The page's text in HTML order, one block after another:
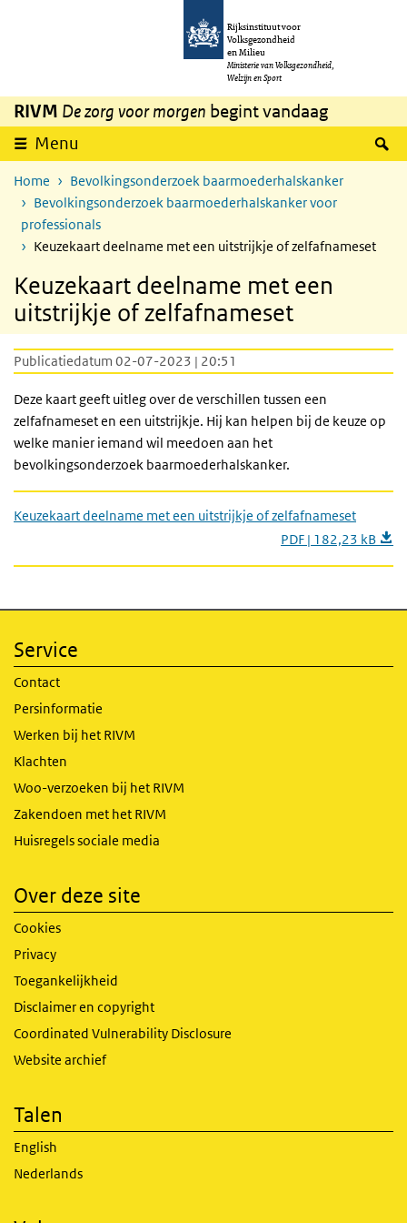
Overslaan en naar de inhoud gaan
Rijksinstituut voor
Volksgezondheid
en Milieu
Ministerie van Volksgezondheid,
Welzijn en Sport
RIVM De zorg voor morgen begint vandaag
Menu
Home
Bevolkingsonderzoek baarmoederhalskanker
Bevolkingsonderzoek baarmoederhalskanker voor
professionals
Keuzekaart deelname met een uitstrijkje of zelfafnameset
Keuzekaart deelname met een
uitstrijkje of zelfafnameset
Publicatiedatum 02-07-2023 | 20:51
Deze kaart geeft uitleg over de verschillen tussen een
zelfafnameset en een uitstrijkje. Hij kan helpen bij de keuze op
welke manier iemand wil meedoen aan het
bevolkingsonderzoek baarmoederhalskanker.
Keuzekaart deelname met een uitstrijkje of zelfafnameset
PDF | 182,23 kB
Service
Contact
Persinformatie
Werken bij het RIVM
Klachten
Woo-verzoeken bij het RIVM
Zakendoen met het RIVM
Huisregels sociale media
Over deze site
Cookies
Privacy
Toegankelijkheid
Disclaimer en copyright
Coordinated Vulnerability Disclosure
Website archief
Talen
English
Nederlands